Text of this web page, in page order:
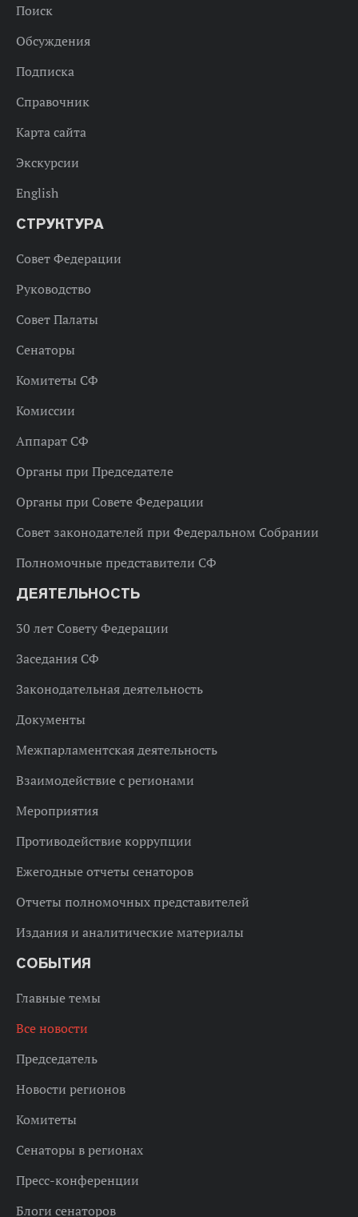
Поиск
Обсуждения
Подписка
Справочник
Карта сайта
Экскурсии
English
СТРУКТУРА
Совет Федерации
Руководство
Совет Палаты
Сенаторы
Комитеты СФ
Комиссии
Аппарат СФ
Органы при Председателе
Органы при Совете Федерации
Совет законодателей при Федеральном Собрании
Полномочные представители СФ
ДЕЯТЕЛЬНОСТЬ
30 лет Совету Федерации
Заседания СФ
Законодательная деятельность
Документы
Межпарламентская деятельность
Взаимодействие с регионами
Мероприятия
Противодействие коррупции
Ежегодные отчеты сенаторов
Отчеты полномочных представителей
Издания и аналитические материалы
СОБЫТИЯ
Главные темы
Все новости
Председатель
Новости регионов
Комитеты
Сенаторы в регионах
Пресс-конференции
Блоги сенаторов